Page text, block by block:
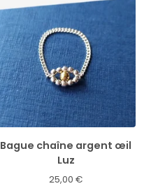
Bague chaîne argent œil
Luz
25,00 €